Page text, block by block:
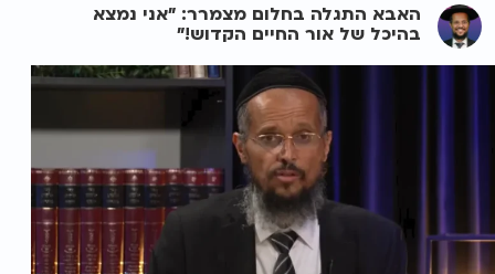
האבא התגלה בחלום מצמרר: "אני נמצא
בהיכל של אור החיים הקדוש!"